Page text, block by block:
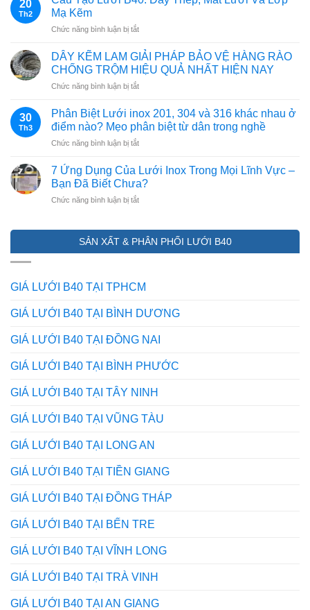
GÌ?
GIÁ
&
CÁCH
PHÂN
THẬT
–
(CẬP
2026)
20
Th2
Mạ Kẽm
Chức năng bình luận bị tắtở
Tạo
Lưới
B40:
Dây
Mắt
Lưới
Lớp
Kẽm
DÂY KẼM LAM GIẢI PHÁP BẢO VỆ HÀNG RÀO
CHỐNG TRỘM HIỆU QUẢ NHẤT HIỆN NAY
Chức năng bình luận bị tắtở
KẼM
LAM
GIẢI
PHÁP
VỆ
HÀNG
CHỐNG
QUẢ
30
Th3
Phân Biệt Lưới inox 201, 304 và 316 khác nhau ở
điểm nào? Mẹo phân biệt từ dân trong nghề
Chức năng bình luận bị tắtở
Biệt
Lưới
inox
201,
316
điểm
Mẹo
phân
từ
trong
7 Ứng Dụng Của Lưới Inox Trong Mọi Lĩnh Vực –
Bạn Đã Biết Chưa?
Chức năng bình luận bị tắtở
Dụng
Của
Trong
Mọi
Vực
Bạn
Biết
SẢN XẤT & PHÂN PHỐI LƯỚI B40
GIÁ LƯỚI B40 TẠI TPHCM
GIÁ LƯỚI B40 TẠI BÌNH DƯƠNG
GIÁ LƯỚI B40 TẠI ĐỒNG NAI
GIÁ LƯỚI B40 TẠI BÌNH PHƯỚC
GIÁ LƯỚI B40 TẠI TÂY NINH
GIÁ LƯỚI B40 TẠI VŨNG TÀU
GIÁ LƯỚI B40 TẠI LONG AN
GIÁ LƯỚI B40 TẠI TIỀN GIANG
GIÁ LƯỚI B40 TẠI ĐỒNG THÁP
GIÁ LƯỚI B40 TẠI BẾN TRE
GIÁ LƯỚI B40 TẠI VĨNH LONG
GIÁ LƯỚI B40 TẠI TRÀ VINH
GIÁ LƯỚI B40 TẠI AN GIANG